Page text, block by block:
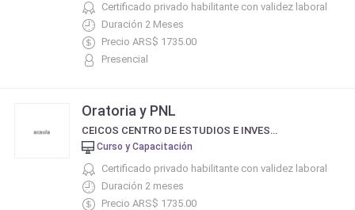
Certificado privado habilitante con validez laboral
Duración 2 Meses
Precio ARS$ 1735.00
Presencial
Oratoria y PNL
CEICOS CENTRO DE ESTUDIOS E INVESTIGACIÓN EN COMUNICACIÓN SOCIAL
Curso y Capacitación
Certificado privado habilitante con validez laboral
Duración 2 meses
Precio ARS$ 1735.00